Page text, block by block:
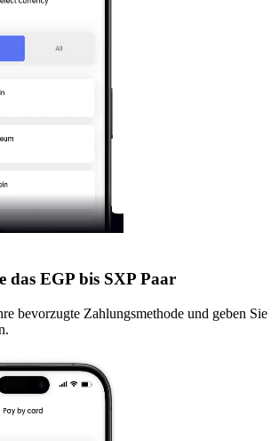
das EGP bis SXP Paar
bevorzugte Zahlungsmethode und geben Sie